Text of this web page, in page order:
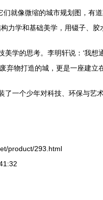
就像微缩的城市规划图，有
力学和基础美学，用镊子、
学的思考。李明轩说：‘我
弃物打造的城，更是一座建立
一个少年对科技、环保与
product/293.html